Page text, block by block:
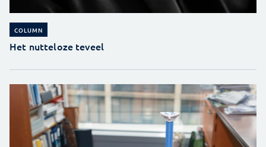
COLUMN
Het nutteloze teveel